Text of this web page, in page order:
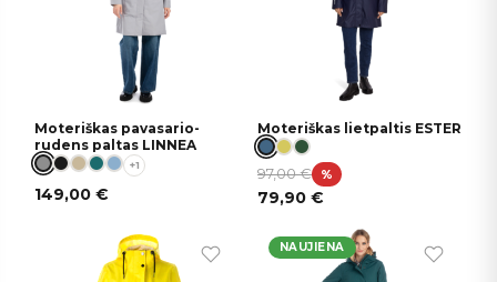
Moteriškas pavasario-
rudens paltas LINNEA
+1
149,00€
Moteriškas lietpaltis ESTER
97,00€ %
79,90 €
NAUJIENA